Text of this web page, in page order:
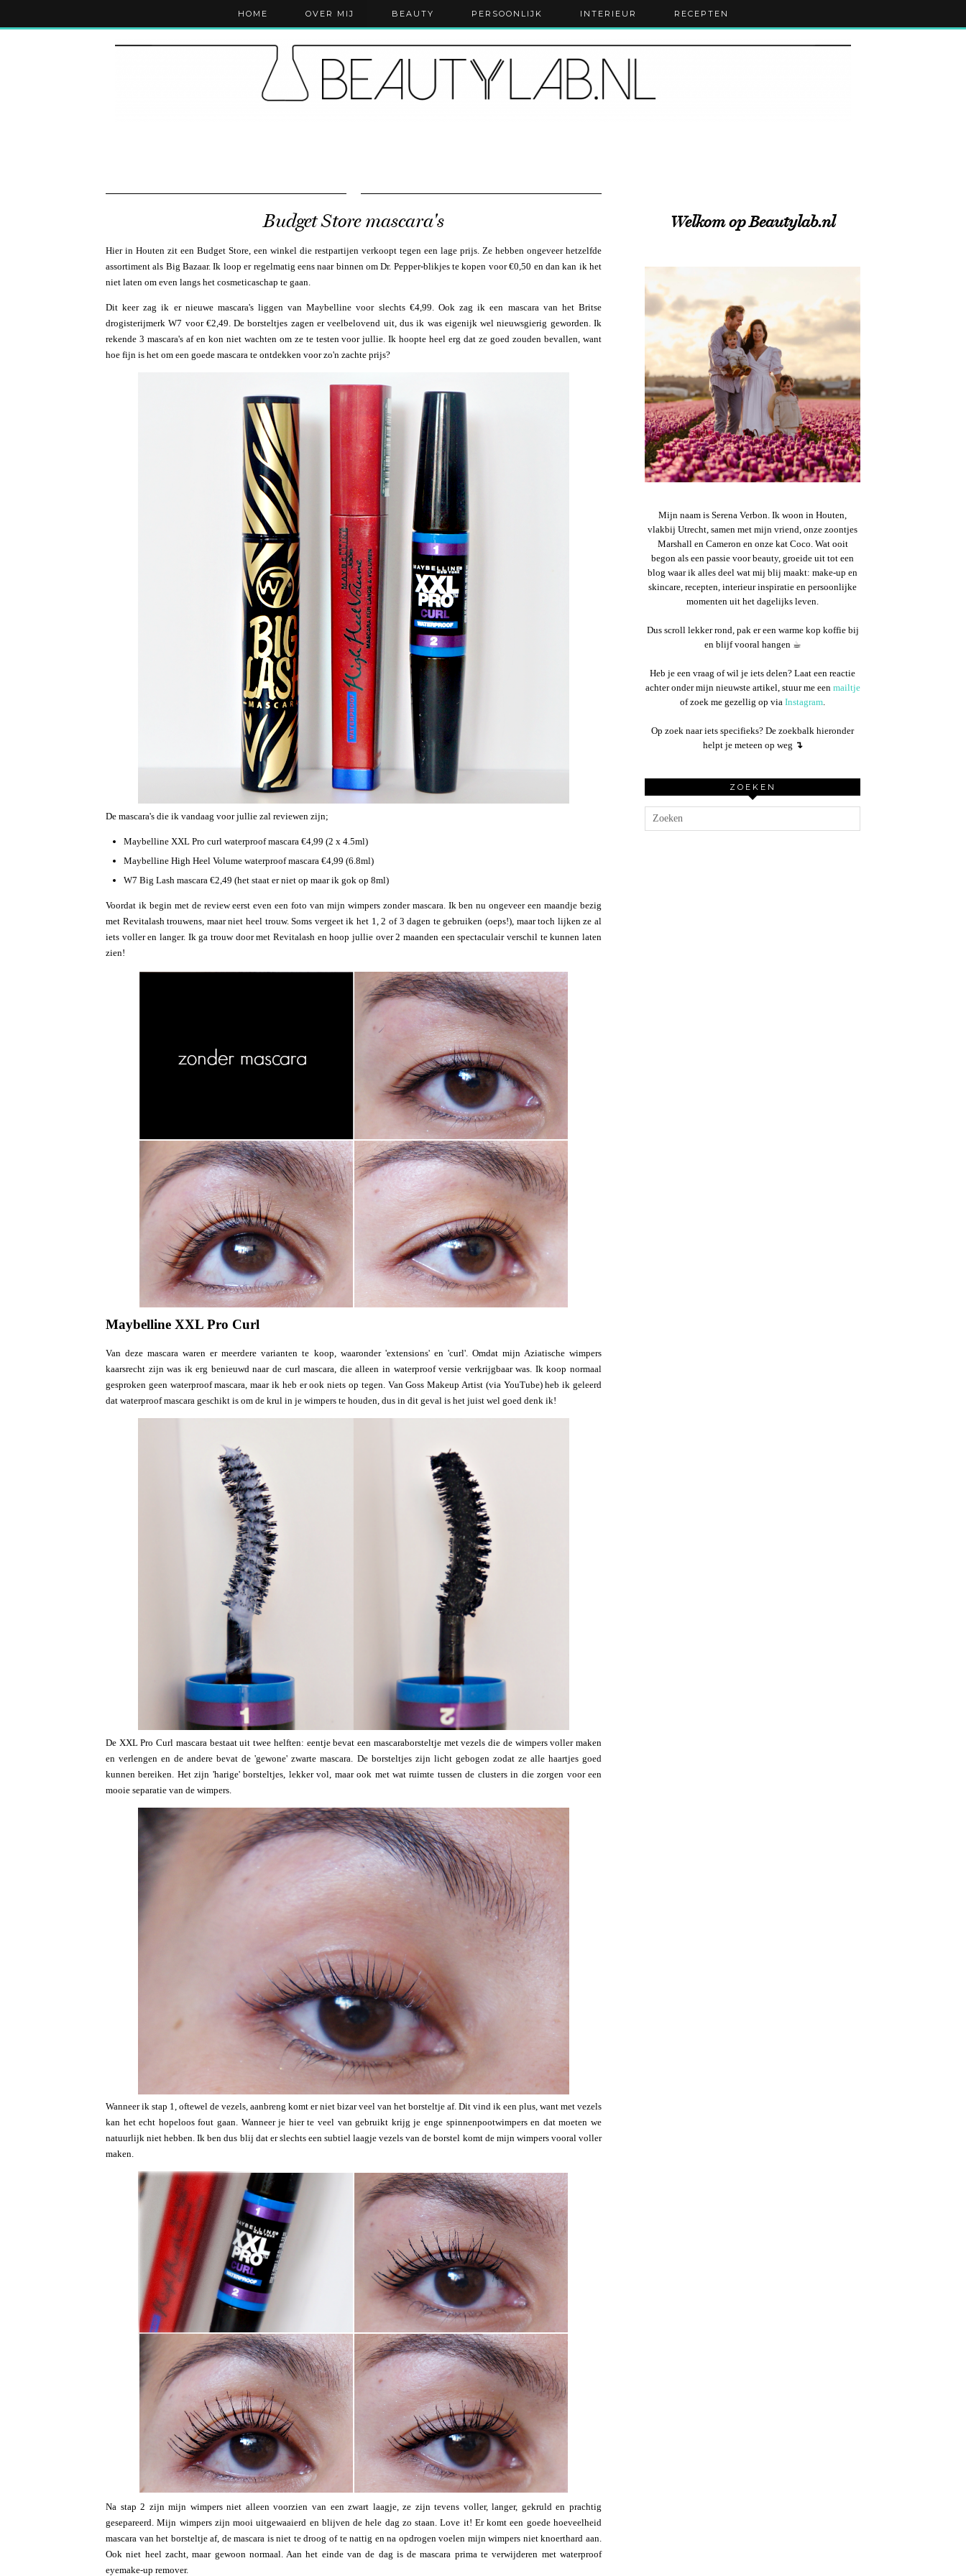
HOME OVER MIJ BEAUTY PERSOONLIJK INTERIEUR RECEPTEN
Budget Store mascara's
Hier in Houten zit een Budget Store, een winkel die restpartijen verkoopt tegen een lage prijs. Ze hebben ongeveer hetzelfde
assortiment als Big Bazaar. Ik loop er regelmatig eens naar binnen om Dr. Pepper-blikjes te kopen voor €0,50 en dan kan ik het
niet laten om even langs het cosmeticaschap te gaan.
Dit keer zag ik er nieuwe mascara's liggen van Maybelline voor slechts €4,99. Ook zag ik een mascara van het Britse
drogisterijmerk W7 voor €2,49. De borsteltjes zagen er veelbelovend uit, dus ik was eigenijk wel nieuwsgierig geworden. Ik
rekende 3 mascara's af en kon niet wachten om ze te testen voor jullie. Ik hoopte heel erg dat ze goed zouden bevallen, want
hoe fijn is het om een goede mascara te ontdekken voor zo'n zachte prijs?
De mascara's die ik vandaag voor jullie zal reviewen zijn;
Maybelline XXL Pro curl waterproof mascara €4,99 (2 x 4.5ml)
Maybelline High Heel Volume waterproof mascara €4,99 (6.8ml)
W7 Big Lash mascara €2,49 (het staat er niet op maar ik gok op 8ml)
Voordat ik begin met de review eerst even een foto van mijn wimpers zonder mascara. Ik ben nu ongeveer een maandje bezig
met Revitalash trouwens, maar niet heel trouw. Soms vergeet ik het 1, 2 of 3 dagen te gebruiken (oeps!), maar toch lijken ze al
iets voller en langer. Ik ga trouw door met Revitalash en hoop jullie over 2 maanden een spectaculair verschil te kunnen laten
zien!
Maybelline XXL Pro Curl
Van deze mascara waren er meerdere varianten te koop, waaronder 'extensions' en 'curl'. Omdat mijn Aziatische wimpers
kaarsrecht zijn was ik erg benieuwd naar de curl mascara, die alleen in waterproof versie verkrijgbaar was. Ik koop normaal
gesproken geen waterproof mascara, maar ik heb er ook niets op tegen. Van Goss Makeup Artist (via YouTube) heb ik geleerd
dat waterproof mascara geschikt is om de krul in je wimpers te houden, dus in dit geval is het juist wel goed denk ik!
De XXL Pro Curl mascara bestaat uit twee helften: eentje bevat een mascaraborsteltje met vezels die de wimpers voller maken
en verlengen en de andere bevat de 'gewone' zwarte mascara. De borsteltjes zijn licht gebogen zodat ze alle haartjes goed
kunnen bereiken. Het zijn 'harige' borsteltjes, lekker vol, maar ook met wat ruimte tussen de clusters in die zorgen voor een
mooie separatie van de wimpers.
Wanneer ik stap 1, oftewel de vezels, aanbreng komt er niet bizar veel van het borsteltje af. Dit vind ik een plus, want met vezels
kan het echt hopeloos fout gaan. Wanneer je hier te veel van gebruikt krijg je enge spinnenpootwimpers en dat moeten we
natuurlijk niet hebben. Ik ben dus blij dat er slechts een subtiel laagje vezels van de borstel komt de mijn wimpers vooral voller
maken.
Na stap 2 zijn mijn wimpers niet alleen voorzien van een zwart laagje, ze zijn tevens voller, langer, gekruld en prachtig
gesepareerd. Mijn wimpers zijn mooi uitgewaaierd en blijven de hele dag zo staan. Love it! Er komt een goede hoeveelheid
mascara van het borsteltje af, de mascara is niet te droog of te nattig en na opdrogen voelen mijn wimpers niet knoerthard aan.
Ook niet heel zacht, maar gewoon normaal. Aan het einde van de dag is de mascara prima te verwijderen met waterproof
eyemake-up remover.
Welkom op Beautylab.nl
Mijn naam is Serena Verbon. Ik woon in Houten,
vlakbij Utrecht, samen met mijn vriend, onze zoontjes
Marshall en Cameron en onze kat Coco. Wat ooit
begon als een passie voor beauty, groeide uit tot een
blog waar ik alles deel wat mij blij maakt: make-up en
skincare, recepten, interieur inspiratie en persoonlijke
momenten uit het dagelijks leven.
Dus scroll lekker rond, pak er een warme kop koffie bij
en blijf vooral hangen ☕︎
Heb je een vraag of wil je iets delen? Laat een reactie
achter onder mijn nieuwste artikel, stuur me een mailtje
of zoek me gezellig op via Instagram.
Op zoek naar iets specifieks? De zoekbalk hieronder
helpt je meteen op weg ↴
ZOEKEN